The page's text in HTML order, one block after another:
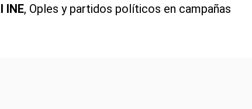
INE, Oples y partidos políticos en campañas